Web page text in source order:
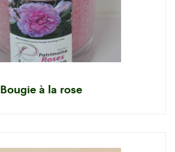
Bougie à la rose